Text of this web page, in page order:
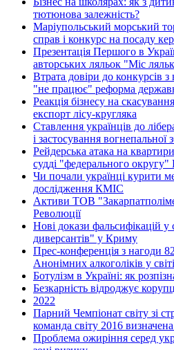
тютюнова залежність?
Маріупольський морський
справ і конкурс на посаду
Презентація Першого в
авторських ляльок "Міс
Втрата довіри до конкурсів
"не працює" реформа
Реакція бізнесу на
експорт лісу-кругляка
Ставлення українців до
і застосування вогнепальної
Рейдерська атака на
судді "федерального
Чи почали українці курити
дослідження КМІС
Активи ТОВ
Революції
Нові докази фальсифікацій у
диверсантів" у Криму
Прес-конференція з нагоди
Анонімних алкоголіків у світі
Ботулізм в Україні: як
Безкарність відроджує
2022
Парний Чемпіонат світу зі
команда світу 2016
Проблема ожиріння серед